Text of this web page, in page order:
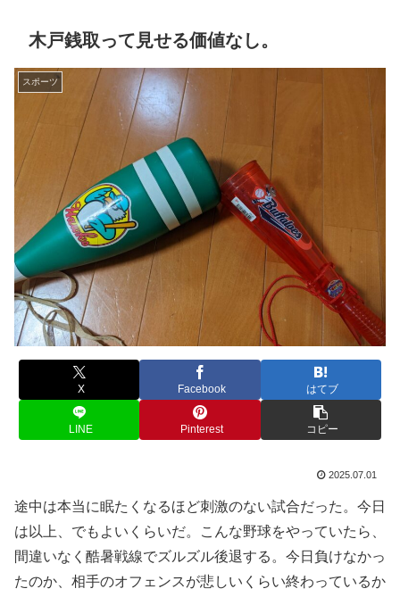
木戸銭取って見せる価値なし。
スポーツ
X Facebook はてブ
LINE Pinterest コピー
2025.07.01
途中は本当に眠たくなるほど刺激のない試合だった。今日
は以上、でもよいくらいだ。こんな野球をやっていたら、
間違いなく酷暑戦線でズルズル後退する。今日負けなかっ
たのか、相手のオフェンスが悲しいくらい終わっているか